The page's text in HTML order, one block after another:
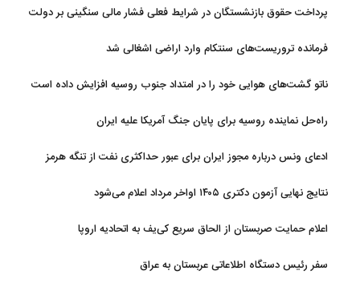
پرداخت حقوق بازنشستگان در شرایط فعلی فشار مالی سنگینی بر دولت
فرمانده تروریست‌های سنتکام وارد اراضی اشغالی شد
ناتو گشت‌های هوایی خود را در امتداد جنوب روسیه افزایش داده است
راه‌حل نماینده روسیه برای پایان جنگ آمریکا علیه ایران
ادعای ونس درباره مجوز ایران برای عبور حداکثری نفت از تنگه هرمز
نتایج نهایی آزمون دکتری ۱۴۰۵ اواخر مرداد اعلام می‌شود
اعلام حمایت صربستان از الحاق سریع کی‌یف به اتحادیه اروپا
سفر رئیس دستگاه اطلاعاتی عربستان به عراق